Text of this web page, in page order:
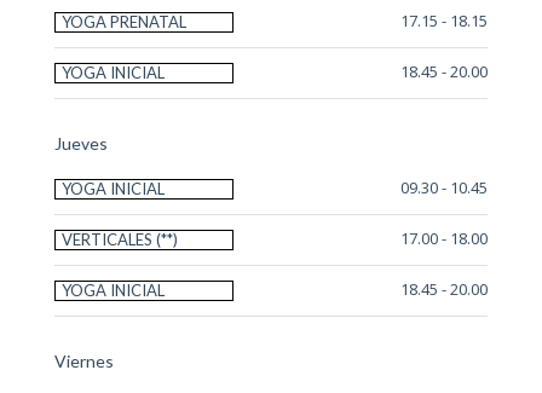
YOGA PRENATAL 17.15 - 18.15
YOGA INICIAL 18.45 - 20.00
Jueves
YOGA INICIAL 09.30 - 10.45
VERTICALES (**) 17.00 - 18.00
YOGA INICIAL 18.45 - 20.00
Viernes